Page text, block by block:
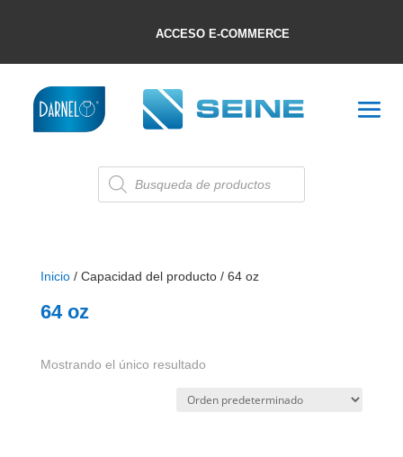
ACCESO E-COMMERCE
Búsqueda
de
productos
Inicio/ Capacidad del producto / 64 oz
64 oz
Mostrando el único resultado